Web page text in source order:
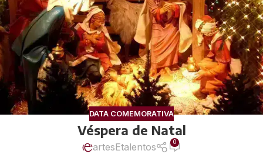
DATA COMEMORATIVA
Véspera de Natal
artesEtalentos 0